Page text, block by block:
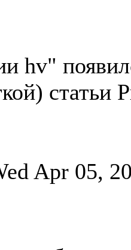
hv"
статьи
Apr 05,